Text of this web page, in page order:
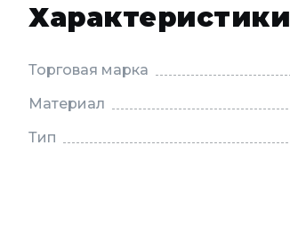
Характеристики
Торговая марка
Материал
Тип